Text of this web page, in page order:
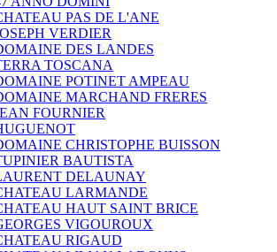
PAS DE L'ANE
VERDIER
DES LANDES
TOSCANA
POTINET AMPEAU
MARCHAND FRERES
FOURNIER
CHRISTOPHE BUISSON
BAUTISTA
DELAUNAY
LARMANDE
HAUT SAINT BRICE
VIGOUROUX
RIGAUD